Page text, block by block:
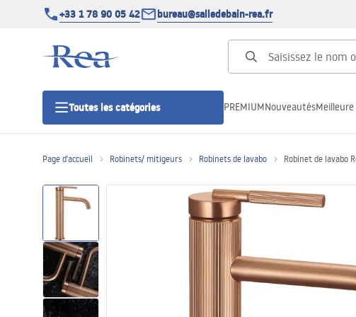
+33 1 78 90 05 42 bureau@salledebain-rea.fr
Toutes les catégories
Portes de douche
Receveurs de douche
Caniveaux de douche
PREMIUMNouveautés
Page d'accueil Robinets/ mitigeurs Robinets de lavabo Robinet de lavabo